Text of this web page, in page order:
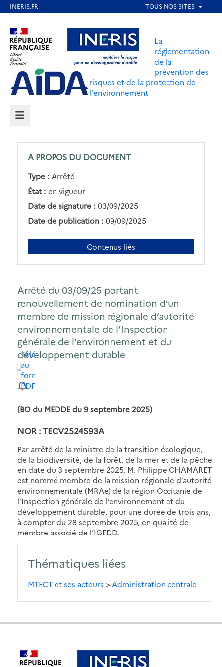
contenu
principal
Aller au contenu Aller au menu
Aller au pied de page
La
réglementation
de la
prévention des
risques et de la protection de
l'environnement
MENU
A PROPOS DU DOCUMENT
Type : Arrêté
État : en vigueur
Date de signature : 03/09/2025
Date de publication : 09/09/2025
Contenus liés
Arrêté du 03/09/25 portant
renouvellement de nomination d’un
membre de mission régionale d’autorité
environnementale de l’Inspection
générale de l’environnement et du
développement durable
Télécharger
au
format
PDF
(BO du MEDDE du 9 septembre 2025)
NOR : TECV2524593A
Par arrêté de la ministre de la transition écologique,
de la biodiversité, de la forêt, de la mer et de la pêche
en date du 3 septembre 2025, M. Philippe CHAMARET
est nommé membre de la mission régionale d’autorité
environnementale (MRAe) de la région Occitanie de
l’Inspection générale de l’environnement et du
développement durable, pour une durée de trois ans,
à compter du 28 septembre 2025, en qualité de
membre associé de l’IGEDD.
Thématiques liées
MTECT et ses acteurs > Administration centrale